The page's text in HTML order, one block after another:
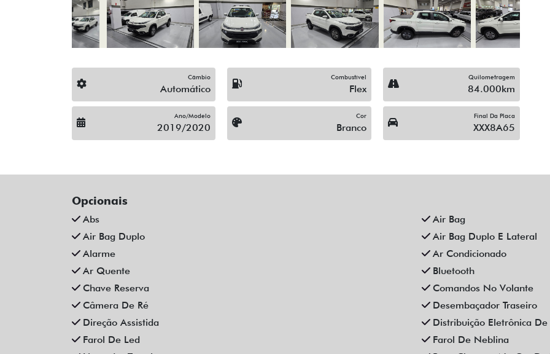
Veículos relacionados
TCI FLEX HYBRID CVT 4P
R$ 111.990,00
TURBO FLEX PREMIER
Compartilhe
FLEX LTZ AUTOMATICO 4P
R$ 84.990,00